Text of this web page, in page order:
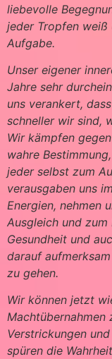
liebevolle
jeder Tropfen
Aufgabe.
Unser eigener
Jahre sehr
uns verankert,
schneller wir sind,
Wir kämpfen
wahre
jeder selbst zum
verausgaben uns
Energien, nehmen
Ausgleich und zum
Gesundheit und
darauf
zu gehen.
Wir können jetzt
Machtübernahmen
Verstrickungen
spüren die